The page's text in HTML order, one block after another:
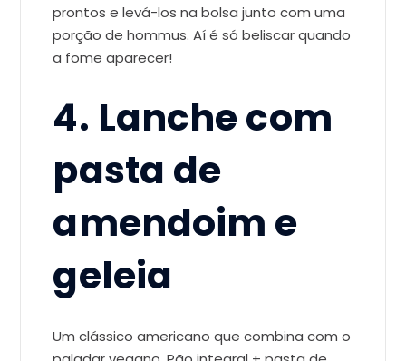
prontos e levá-los na bolsa junto com uma
porção de hommus. Aí é só beliscar quando
a fome aparecer!
4. Lanche com
pasta de
amendoim e
geleia
Um clássico americano que combina com o